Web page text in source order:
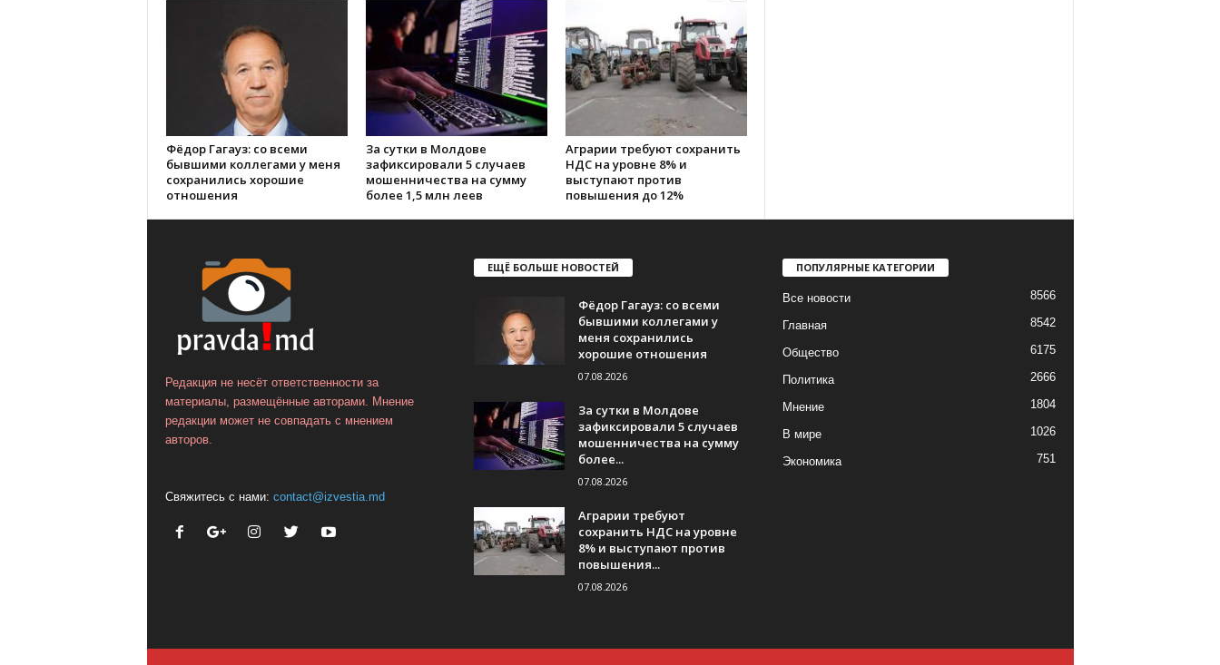
Фёдор Гагауз: со всеми
бывшими коллегами у меня
сохранились хорошие
отношения
За сутки в Молдове
зафиксировали 5 случаев
мошенничества на сумму
более 1,5 млн леев
Аграрии требуют сохранить
НДС на уровне 8% и
выступают против
повышения до 12%
Редакция не несёт ответственности за
материалы, размещённые авторами. Мнение
редакции может не совпадать с мнением
авторов.
Свяжитесь с нами: contact@izvestia.md
ЕЩЁ БОЛЬШЕ НОВОСТЕЙ
Фёдор Гагауз: со всеми
бывшими коллегами у
меня сохранились
хорошие отношения
07.08.2026
За сутки в Молдове
зафиксировали 5 случаев
мошенничества на сумму
более...
07.08.2026
Аграрии требуют
сохранить НДС на уровне
8% и выступают против
повышения...
07.08.2026
ПОПУЛЯРНЫЕ КАТЕГОРИИ
Все новости 8566
Главная 8542
Общество 6175
Политика 2666
Мнение 1804
В мире 1026
Экономика 751